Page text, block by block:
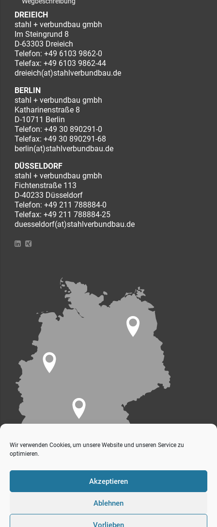
Wir verwenden Cookies, um unsere Website und unseren Service zu
optimieren.
Akzeptieren
Ablehnen
Vorlieben
DREIEICH
stahl + verbundbau gmbh
Im Steingrund 8
D-63303 Dreieich
Telefon: +49 6103 9862-0
Telefax: +49 6103 9862-44
dreieich(at)stahlverbundbau.de
BERLIN
stahl + verbundbau gmbh
Katharinenstraße 8
D-10711 Berlin
Telefon: +49 30 890291-0
Telefax: +49 30 890291-68
berlin(at)stahlverbundbau.de
DÜSSELDORF
stahl + verbundbau gmbh
Fichtenstraße 113
D-40233 Düsseldorf
Telefon: +49 211 788884-0
Telefax: +49 211 788884-25
duesseldorf(at)stahlverbundbau.de